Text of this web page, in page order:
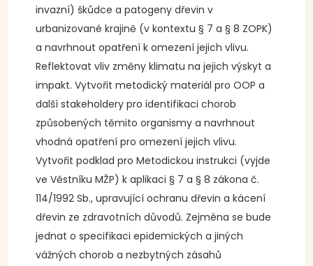
invazní) škůdce a patogeny dřevin v
urbanizované krajině (v kontextu § 7 a § 8 ZOPK)
a navrhnout opatření k omezení jejich vlivu.
Reflektovat vliv změny klimatu na jejich výskyt a
impakt. Vytvořit metodický materiál pro OOP a
další stakeholdery pro identifikaci chorob
způsobených těmito organismy a navrhnout
vhodná opatření pro omezení jejich vlivu.
Vytvořit podklad pro Metodickou instrukci (vyjde
ve Věstníku MŽP) k aplikaci § 7 a § 8 zákona č.
114/1992 Sb., upravující ochranu dřevin a kácení
dřevin ze zdravotních důvodů. Zejména se bude
jednat o specifikaci epidemických a jiných
vážných chorob a nezbytných zásahů